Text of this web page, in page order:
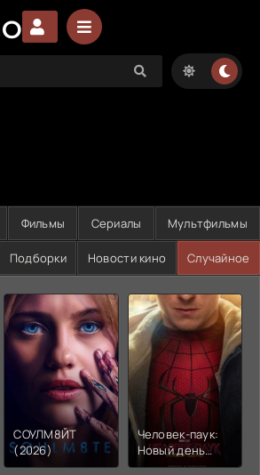
Фильмы Сериалы Мультфильмы
Подборки Новости кино Случайное
СОУЛМ8ЙТ
(2026)
Человек-паук:
Новый день
(2026)